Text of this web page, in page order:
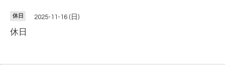
休日 2025-11-16 (日)
休日